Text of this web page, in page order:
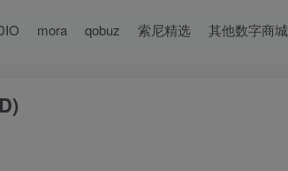
mora qobuz 索尼精选 其他数字商城